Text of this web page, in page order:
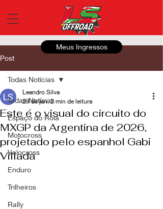
Meus Ingressos
Post
Todas Notícias
Espaço do Roia
Motocross
Velocross
Enduro
Trilheiros
Rally
Todas Notícias
Este é o visual do circuito do
MXGP da Argentina de 2026,
projetado pelo espanhol Gabi
Villada
Leandro Silva
29 de jan. 2 min de leitura